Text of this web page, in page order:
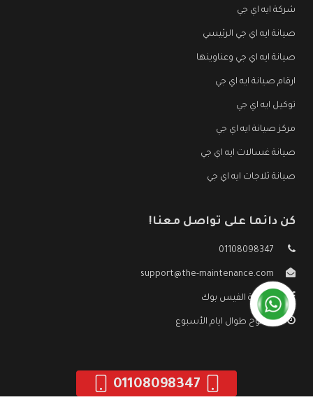
شركة ايه اي جي
صيانة ايه اي جي الرئيسي
صيانة ايه اي جي وعناوينها
ارقام صيانة ايه اي جي
توكيل ايه اي جي
مركز صيانة ايه اي جي
صيانة غسالات ايه اي جي
صيانة ثلاجات ايه اي جي
كن دائما على تواصل معنا!
01108098347
support@the-maintenance.com
صفحة الفيس بوك
مفتوح طوال ايام الأسبوع
01108098347